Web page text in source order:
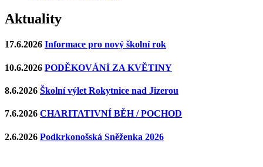
Aktuality
17.6.2026 Informace pro nový školní rok
10.6.2026 PODĚKOVÁNÍ ZA KVĚTINY
8.6.2026 Školní výlet Rokytnice nad Jizerou
7.6.2026 CHARITATIVNÍ BĚH / POCHOD
2.6.2026 Podkrkonošská Sněženka 2026